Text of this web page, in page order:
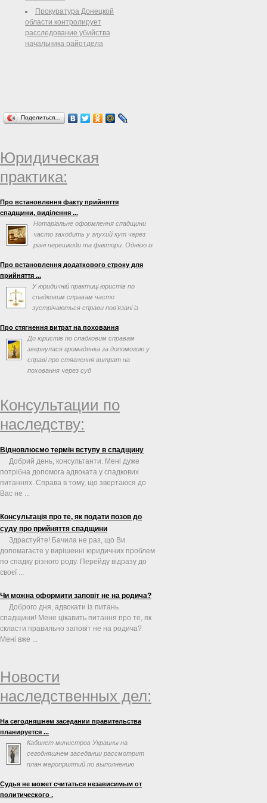
Прокуратура Донецкой
области контролирует
расследование убийства
начальника райотдела
Поделиться…
Юридическая
практика:
Про встановлення факту прийняття
спадщини, виділення ...
Нотаріальне оформлення спадщини
часто заходить у глухий кут через
різні перешкоди та фактори. Однією із
Про встановлення додаткового строку для
прийняття ...
У юридичній практиці юристів по
спадковим справам часто
зустрічаються справи пов'язані із
спадкоємці ...
Про стягнення витрат на поховання
До юристів по спадковим справам
звернулася громадянка за допомогою у
справі про стягнення витрат на
поховання через суд
Консультации по
наследству:
Відновлюємо термін вступу в спадщину
Добрий день, консультанти. Мені дуже
потрібна допомога адвоката у спадкових
питаннях. Справа в тому, що звертаюся до
Вас не ...
Консультація про те, як подати позов до
суду про прийняття спадщини
Здрастуйте! Бачила не раз, що Ви
допомагаєте у вирішенні юридичних проблем
по спадку різного роду. Перейду відразу до
своєї ...
Чи можна оформити заповіт не на родича?
Доброго дня, адвокати із питань
спадщини! Мене цікавить питання про те, як
скласти правильно заповіт не на родича?
Мені вже ...
Новости
наследственных дел:
На сегодняшнем заседании правительства
планируется ...
Кабинет министров Украины на
сегодняшнем заседании рассмотрит
план мероприятий по выполнению
Евросоюзом. Об этом говорится в повестке дня
заседания на сайте правительства.
Судья не может считаться независимым от
политического .